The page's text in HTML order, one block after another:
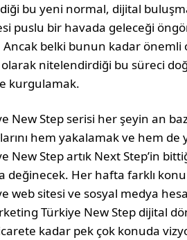
bu yeni normal, dijital
puslu bir havada geleceği
Ancak belki bunun kadar
olarak nitelendirdiği bu süreci
kurgulamak.
New Step serisi her şeyin an
hem yakalamak ve hem
New Step artık Next Step’in
Her hafta farklı
web sitesi ve sosyal medya
Türkiye New Step dijital
kadar pek çok konuda